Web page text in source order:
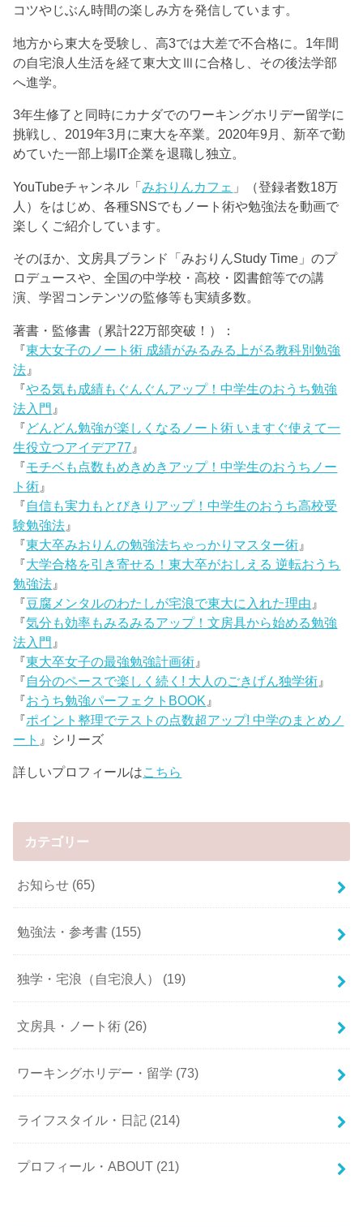
コツやじぶん時間の楽しみ方を発信しています。
地方から東大を受験し、高3では大差で不合格に。1年間
の自宅浪人生活を経て東大文Ⅲに合格し、その後法学部
へ進学。
3年生修了と同時にカナダでのワーキングホリデー留学に
挑戦し、2019年3月に東大を卒業。2020年9月、新卒で勤
めていた一部上場IT企業を退職し独立。
YouTubeチャンネル「みおりんカフェ 」（登録者数18万
人）をはじめ、各種SNSでもノート術や勉強法を動画で
楽しくご紹介しています。
そのほか、文房具ブランド「みおりんStudy Time」のプ
ロデュースや、全国の中学校・高校・図書館等での講
演、学習コンテンツの監修等も実績多数。
著書・監修書（累計22万部突破！）：
『東大女子のノート術 成績がみるみる上がる教科別勉強
法 』
『やる気も成績もぐんぐんアップ！中学生のおうち勉強
法入門 』
『どんどん勉強が楽しくなるノート術 いますぐ使えて一
生役立つアイデア77 』
『モチベも点数もめきめきアップ！中学生のおうちノー
ト術 』
『自信も実力もとびきりアップ！中学生のおうち高校受
験勉強法 』
『東大卒みおりんの勉強法ちゃっかりマスター術 』
『大学合格を引き寄せる！東大卒がおしえる 逆転おうち
勉強法 』
『豆腐メンタルのわたしが宅浪で東大に入れた理由 』
『気分も効率もみるみるアップ！文房具から始める勉強
法入門 』
『東大卒女子の最強勉強計画術 』
『自分のペースで楽しく続く! 大人のごきげん独学術 』
『おうち勉強パーフェクトBOOK 』
『ポイント整理でテストの点数超アップ! 中学のまとめノ
ート 』シリーズ
詳しいプロフィールはこちら
カテゴリー
お知らせ (65)
勉強法・参考書 (155)
独学・宅浪（自宅浪人） (19)
文房具・ノート術 (26)
ワーキングホリデー・留学 (73)
ライフスタイル・日記 (214)
プロフィール・ABOUT (21)